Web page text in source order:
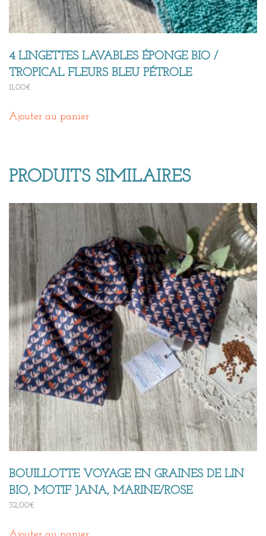
4 LINGETTES LAVABLES ÉPONGE BIO /
TROPICAL FLEURS BLEU PÉTROLE
11,00€
Ajouter au panier
PRODUITS SIMILAIRES
BOUILLOTTE VOYAGE EN GRAINES DE LIN
BIO, MOTIF JANA, MARINE/ROSE
32,00€